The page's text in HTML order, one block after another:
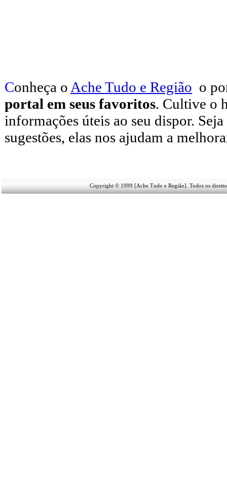
Conheça o Ache Tudo e Região o
portal em seus favoritos. Cultive o
informações úteis ao seu dispor.
sugestões, elas nos ajudam a
Copyright © 1999 [Ache Tudo e Região]. Todos os